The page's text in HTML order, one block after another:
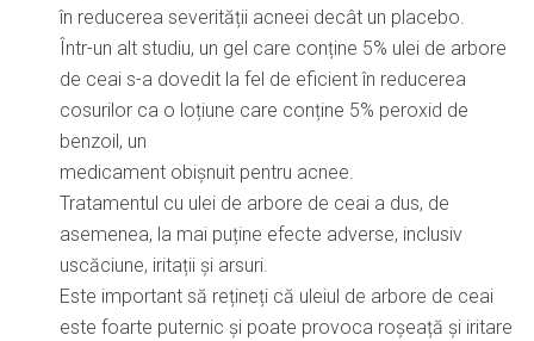
în reducerea severității acneei decât un placebo.
Într-un alt studiu, un gel care conține 5% ulei de arbore
de ceai s-a dovedit la fel de eficient în reducerea
cosurilor ca o loțiune care conține 5% peroxid de
benzoil, un
medicament obișnuit pentru acnee.
Tratamentul cu ulei de arbore de ceai a dus, de
asemenea, la mai puține efecte adverse, inclusiv
uscăciune, iritații și arsuri.
Este important să rețineți că uleiul de arbore de ceai
este foarte puternic și poate provoca roșeață și iritare